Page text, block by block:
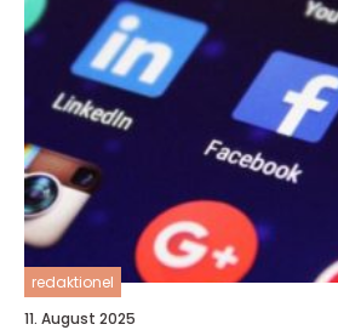
redaktionel
11. August 2025